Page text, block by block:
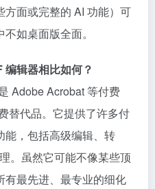
面或完整的 AI 功能）可
如桌面版全面。
辑器相比如何？
Adobe Acrobat 等付费
替代品。它提供了许多付
能，包括高级编辑、转
。虽然它可能不像某些顶
有最先进、最专业的细化